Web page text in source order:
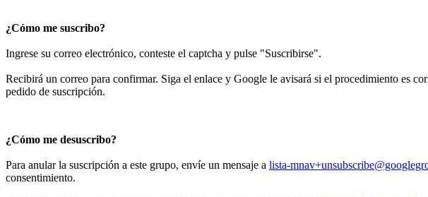
¿Cómo me suscribo?
Ingrese su correo electrónico, conteste el captcha y pulse "Suscribirse".
Recibirá un correo para confirmar. Siga el enlace y Google le avisará si el procedimiento es
pedido de suscripción.
¿Cómo me desuscribo?
Para anular la suscripción a este grupo, envíe un mensaje a lista-
consentimiento.